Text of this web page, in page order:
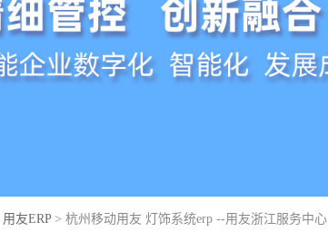
用友ERP > 杭州移动用友 灯饰系统erp --用友浙江服务中心